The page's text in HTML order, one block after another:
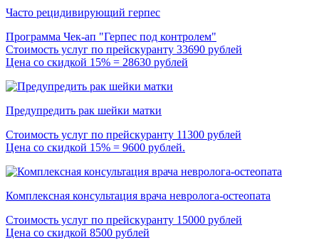
Часто рецидивирующий герпес
Программа Чек-ап "Герпес под контролем"
Стоимость услуг по прейскуранту 33690 рублей
Цена со скидкой 15% = 28630 рублей
Предупредить рак шейки матки
Стоимость услуг по прейскуранту 11300 рублей
Цена со скидкой 15% = 9600 рублей.
Комплексная консультация врача невролога-остеопата
Стоимость услуг по прейскуранту 15000 рублей
Цена со скидкой 8500 рублей